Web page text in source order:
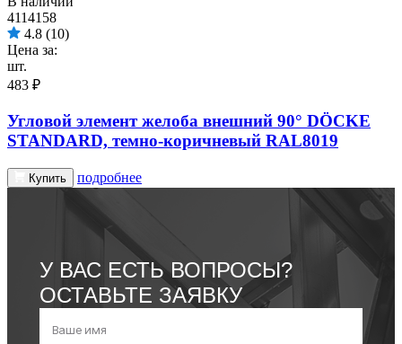
4114158
4.8 (10)
Цена за:
шт.
483 ₽
Угловой элемент желоба внешний 90° DÖCKE
STANDARD, темно-коричневый RAL8019
Купить подробнее
У ВАС ЕСТЬ ВОПРОСЫ?
ОСТАВЬТЕ ЗАЯВКУ